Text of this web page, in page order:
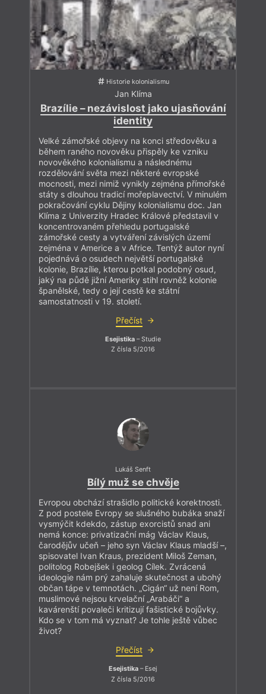
Historie kolonialismu
Jan Klíma
Brazílie – nezávislost jako ujasňování
identity
Velké zámořské objevy na konci středověku a
během raného novověku přispěly ke vzniku
novověkého kolonialismu a následnému
rozdělování světa mezi některé evropské
mocnosti, mezi nimiž vynikly zejména přímořské
státy s dlouhou tradicí mořeplavectví. V minulém
pokračování cyklu Dějiny kolonialismu doc. Jan
Klíma z Univerzity Hradec Králové představil v
koncentrovaném přehledu portugalské
zámořské cesty a vytváření závislých území
zejména v Americe a v Africe. Tentýž autor nyní
pojednává o osudech největší portugalské
kolonie, Brazílie, kterou potkal podobný osud,
jaký na půdě jižní Ameriky stihl rovněž kolonie
španělské, tedy o její cestě ke státní
samostatnosti v 19. století.
Přečíst
Esejistika – Studie
Z čísla 5/2016
Lukáš Senft
Bílý muž se chvěje
Evropou obchází strašidlo politické korektnosti.
Z pod postele Evropy se slušného bubáka snaží
vysmýčit kdekdo, zástup exorcistů snad ani
nemá konce: privatizační mág Václav Klaus,
čarodějův učeň – jeho syn Václav Klaus mladší –,
spisovatel Ivan Kraus, prezident Miloš Zeman,
politolog Robejšek i geolog Cílek. Zvrácená
ideologie nám prý zahaluje skutečnost a ubohý
občan tápe v temnotách. „Cigán“ už není Rom,
muslimové nejsou krvelační „Arabáči“ a
kavárenští povaleči kritizují fašistické bojůvky.
Kdo se v tom má vyznat? Je tohle ještě vůbec
život?
Přečíst
Esejistika – Esej
Z čísla 5/2016